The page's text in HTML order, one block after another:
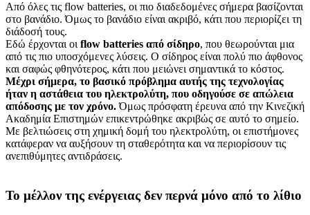
Από όλες τις flow batteries, οι πιο διαδεδομένες σήμερα βασίζονται
στο βανάδιο. Όμως το βανάδιο είναι ακριβό, κάτι που περιορίζει τη
διάδοσή τους.
Εδώ έρχονται οι flow batteries από σίδηρο, που θεωρούνται μια
από τις πιο υποσχόμενες λύσεις. Ο σίδηρος είναι πολύ πιο άφθονος
και σαφώς φθηνότερος, κάτι που μειώνει σημαντικά το κόστος.
Μέχρι σήμερα, το βασικό πρόβλημα αυτής της τεχνολογίας
ήταν η αστάθεια του ηλεκτρολύτη, που οδηγούσε σε απώλεια
απόδοσης με τον χρόνο.Όμως πρόσφατη έρευνα από την Κινεζική
Ακαδημία Επιστημών επικεντρώθηκε ακριβώς σε αυτό το σημείο.
Με βελτιώσεις στη χημική δομή του ηλεκτρολύτη, οι επιστήμονες
κατάφεραν να αυξήσουν τη σταθερότητα και να περιορίσουν τις
ανεπιθύμητες αντιδράσεις.
Το μέλλον της ενέργειας δεν περνά μόνο από το λίθιο